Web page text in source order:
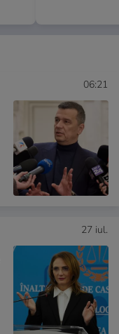
06:21
27 iul.